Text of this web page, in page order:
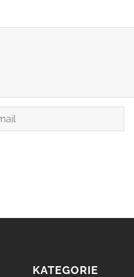
KATEGORIE